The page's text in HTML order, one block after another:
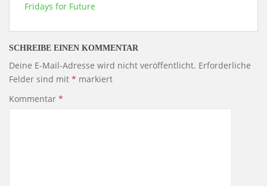
Fridays for Future
SCHREIBE EINEN KOMMENTAR
Deine E-Mail-Adresse wird nicht veröffentlicht. Erforderliche
Felder sind mit * markiert
Kommentar *